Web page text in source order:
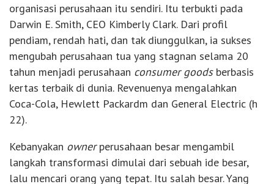
organisasi perusahaan itu sendiri. Itu terbukti pada
Darwin E. Smith, CEO Kimberly Clark. Dari profil
pendiam, rendah hati, dan tak diunggulkan, ia sukses
mengubah perusahaan tua yang stagnan selama 20
tahun menjadi perusahaan consumer goodsberbasis
kertas terbaik di dunia. Revenuenya mengalahkan
Coca-Cola, Hewlett Packardm dan General Electric (h
22).
Kebanyakan ownerperusahaan besar mengambil
langkah transformasi dimulai dari sebuah ide besar,
lalu mencari orang yang tepat. Itu salah besar. Yang